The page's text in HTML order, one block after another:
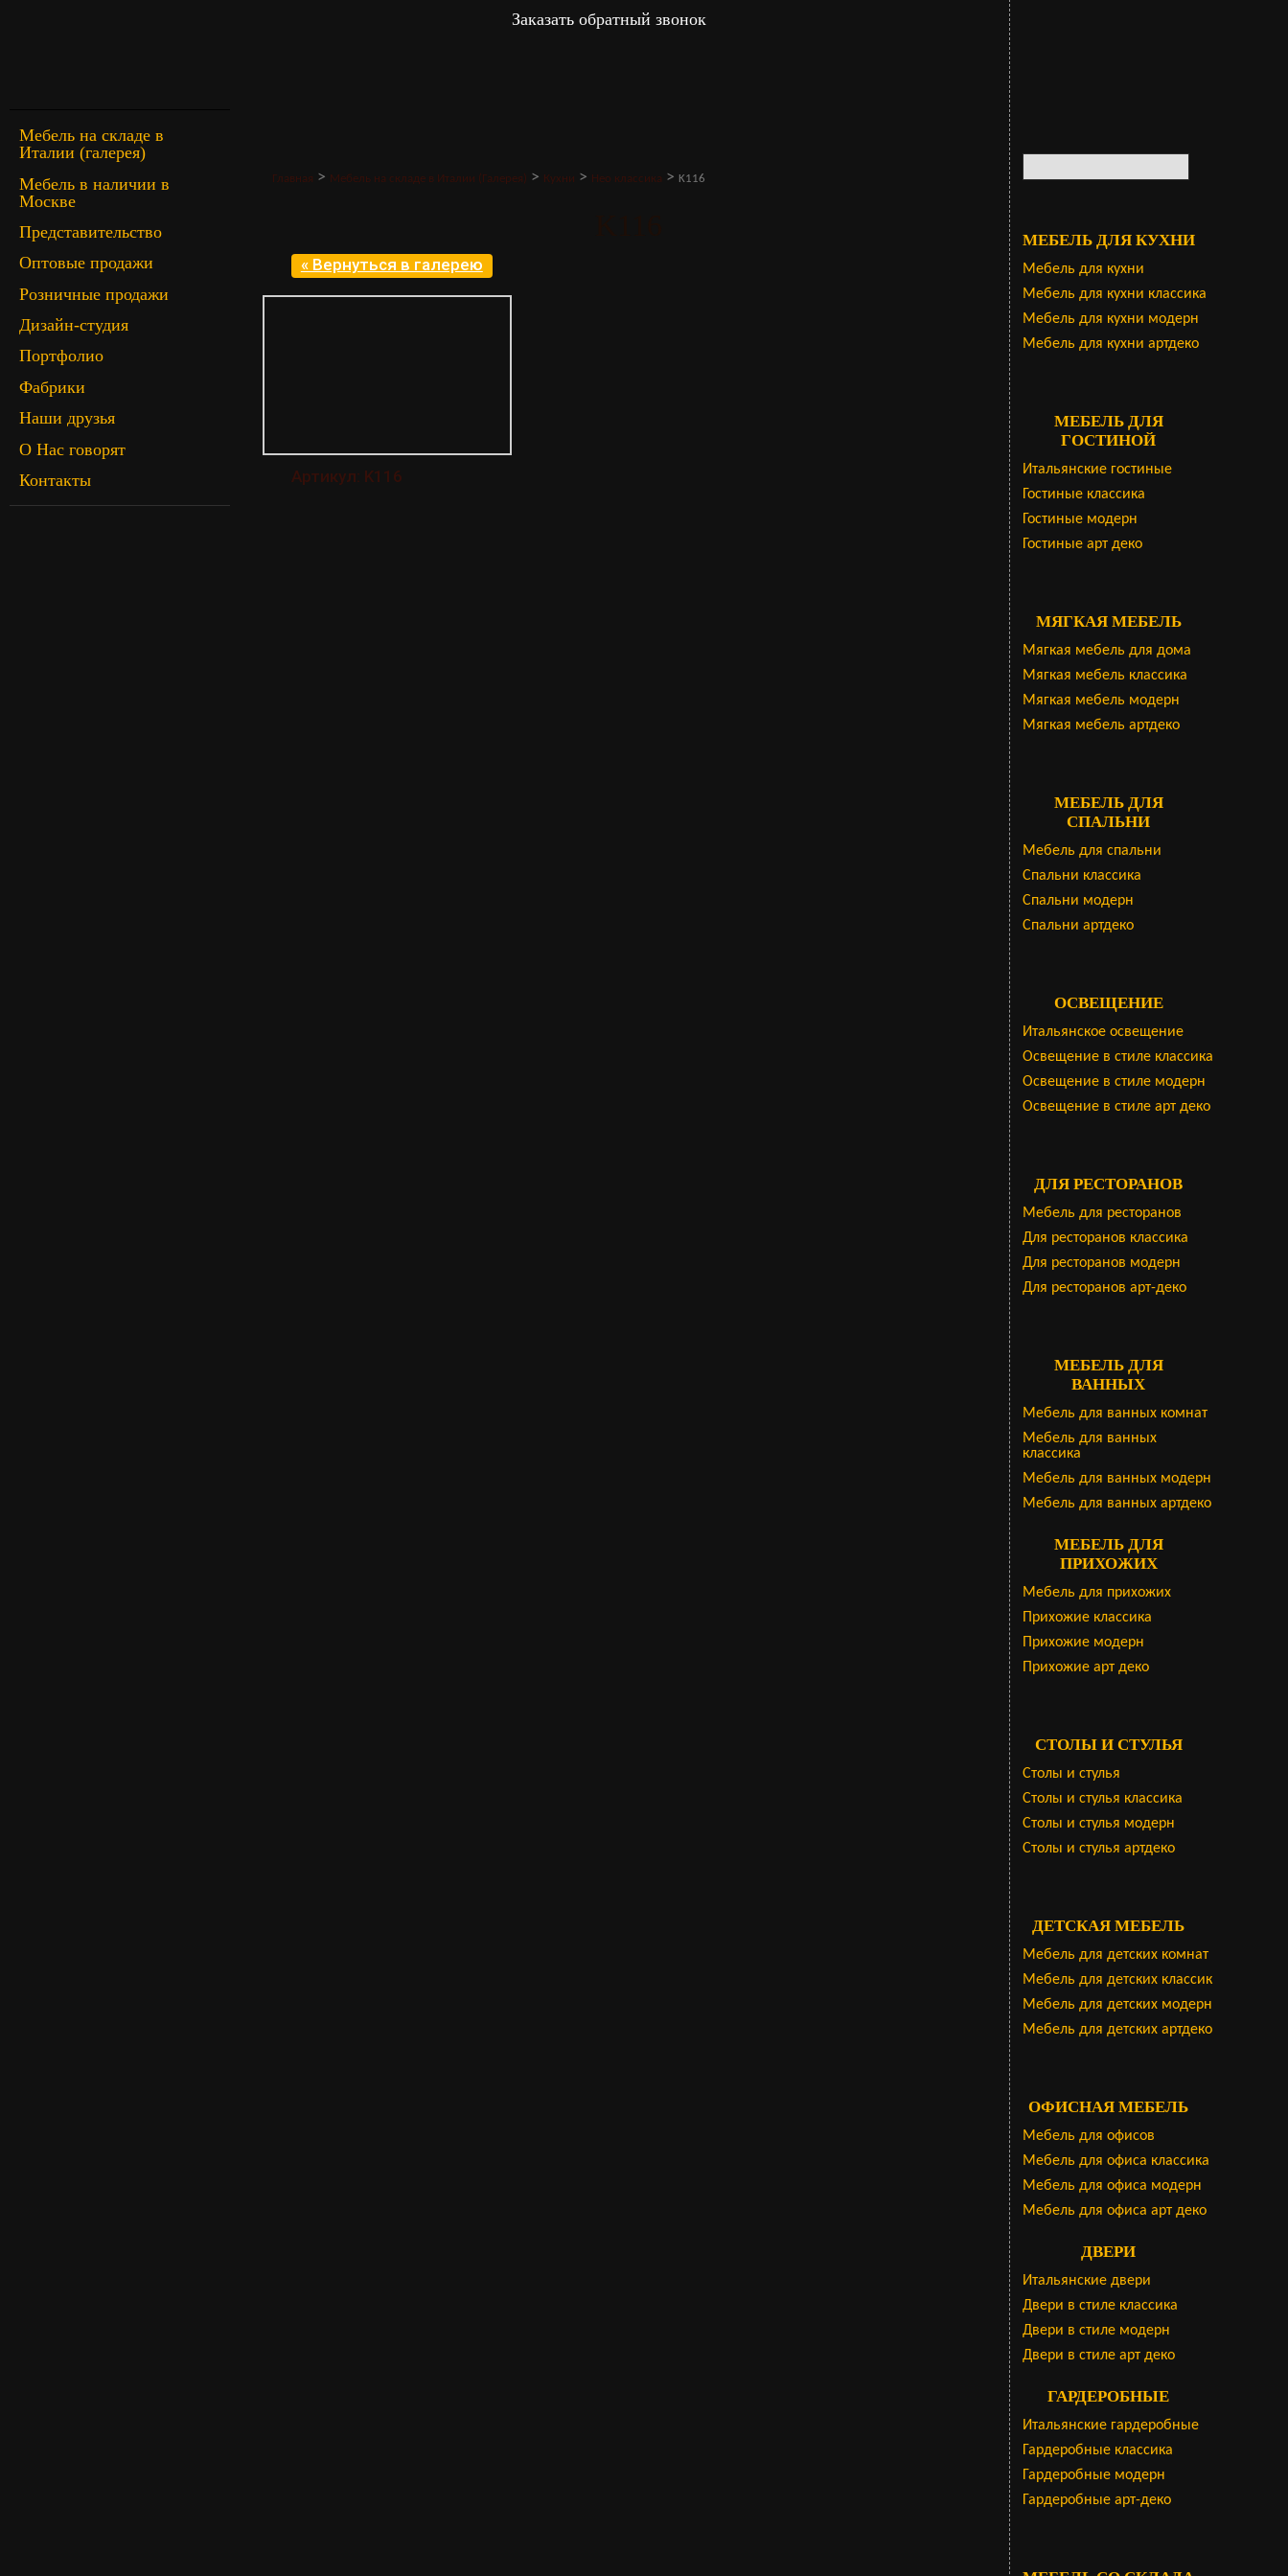
Заказать обратный звонок
Мебель на складе в
Италии (галерея)
Мебель в наличии в
Москве
Представительство
Оптовые продажи
Розничные продажи
Дизайн-студия
Портфолио
Фабрики
Наши друзья
О Нас говорят
Контакты
Главная > Мебель на складе в Италии (Галерея) > Кухни > Нео классика > K116
« Вернуться в галерею
Артикул: K116
МЕБЕЛЬ ДЛЯ КУХНИ
Мебель для кухни
Мебель для кухни классика
Мебель для кухни модерн
Мебель для кухни артдеко
МЕБЕЛЬ ДЛЯ
ГОСТИНОЙ
Итальянские гостиные
Гостиные классика
Гостиные модерн
Гостиные арт деко
МЯГКАЯ МЕБЕЛЬ
Мягкая мебель для дома
Мягкая мебель классика
Мягкая мебель модерн
Мягкая мебель артдеко
МЕБЕЛЬ ДЛЯ
СПАЛЬНИ
Мебель для спальни
Cпальни классика
Спальни модерн
Спальни артдеко
ОСВЕЩЕНИЕ
Итальянское освещение
Освещение в стиле классика
Освещение в стиле модерн
Освещение в стиле арт деко
ДЛЯ РЕСТОРАНОВ
Мебель для ресторанов
Для ресторанов классика
Для ресторанов модерн
Для ресторанов арт-деко
МЕБЕЛЬ ДЛЯ
ВАННЫХ
Мебель для ванных комнат
Мебель для ванных
классика
Мебель для ванных модерн
Мебель для ванных артдеко
МЕБЕЛЬ ДЛЯ
ПРИХОЖИХ
Мебель для прихожих
Прихожие классика
Прихожие модерн
Прихожие арт деко
СТОЛЫ И СТУЛЬЯ
Столы и стулья
Столы и стулья классика
Столы и стулья модерн
Столы и стулья артдеко
ДЕТСКАЯ МЕБЕЛЬ
Мебель для детских комнат
Мебель для детских классик
Мебель для детских модерн
Мебель для детских артдеко
ОФИСНАЯ МЕБЕЛЬ
Мебель для офисов
Мебель для офиса классика
Мебель для офиса модерн
Мебель для офиса арт деко
ДВЕРИ
Итальянские двери
Двери в стиле классика
Двери в стиле модерн
Двери в стиле арт деко
ГАРДЕРОБНЫЕ
Итальянские гардеробные
Гардеробные классика
Гардеробные модерн
Гардеробные арт-деко